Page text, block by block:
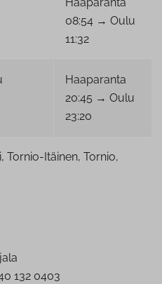
08:54 → Oulu
11:32
Haaparanta
20:45 → Oulu
23:20
Tornio-Itäinen, Tornio,
132 0403